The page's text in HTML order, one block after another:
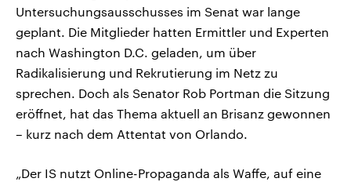
Untersuchungsausschusses im Senat war lange
geplant. Die Mitglieder hatten Ermittler und Experten
nach Washington D.C. geladen, um über
Radikalisierung und Rekrutierung im Netz zu
sprechen. Doch als Senator Rob Portman die Sitzung
eröffnet, hat das Thema aktuell an Brisanz gewonnen
– kurz nach dem Attentat von Orlando.
„Der IS nutzt Online-Propaganda als Waffe, auf eine